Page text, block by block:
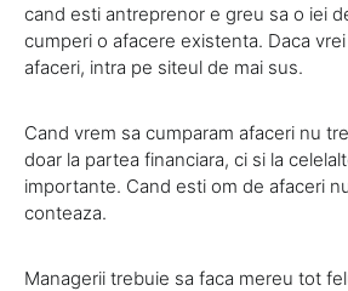
cand esti antreprenor e greu sa o iei
cumperi o afacere existenta. Daca
afaceri, intra pe siteul de mai sus.
Cand vrem sa cumparam afaceri nu
doar la partea financiara, ci si la
importante. Cand esti om de afaceri
conteaza.
Managerii trebuie sa faca mereu tot